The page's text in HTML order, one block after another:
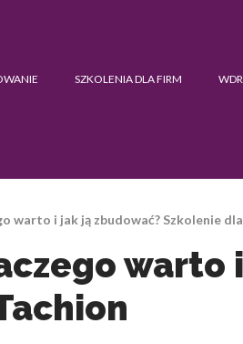
SZKOLENIA DLA FIRM
warto i jak ją zbudować? Szkolenie
warto